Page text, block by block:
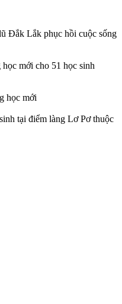
Đắk Lắk phục hồi cuộc sống
mới cho 51 học sinh
học mới
tại điểm làng Lơ Pơ thuộc